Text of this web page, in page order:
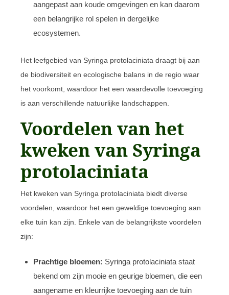
aangepast aan koude omgevingen en kan daarom
een belangrijke rol spelen in dergelijke
ecosystemen.
Het leefgebied van Syringa protolaciniata draagt bij aan
de biodiversiteit en ecologische balans in de regio waar
het voorkomt, waardoor het een waardevolle toevoeging
is aan verschillende natuurlijke landschappen.
Voordelen van het
kweken van Syringa
protolaciniata
Het kweken van Syringa protolaciniata biedt diverse
voordelen, waardoor het een geweldige toevoeging aan
elke tuin kan zijn. Enkele van de belangrijkste voordelen
zijn:
Prachtige bloemen: Syringa protolaciniata staat
bekend om zijn mooie en geurige bloemen, die een
aangename en kleurrijke toevoeging aan de tuin